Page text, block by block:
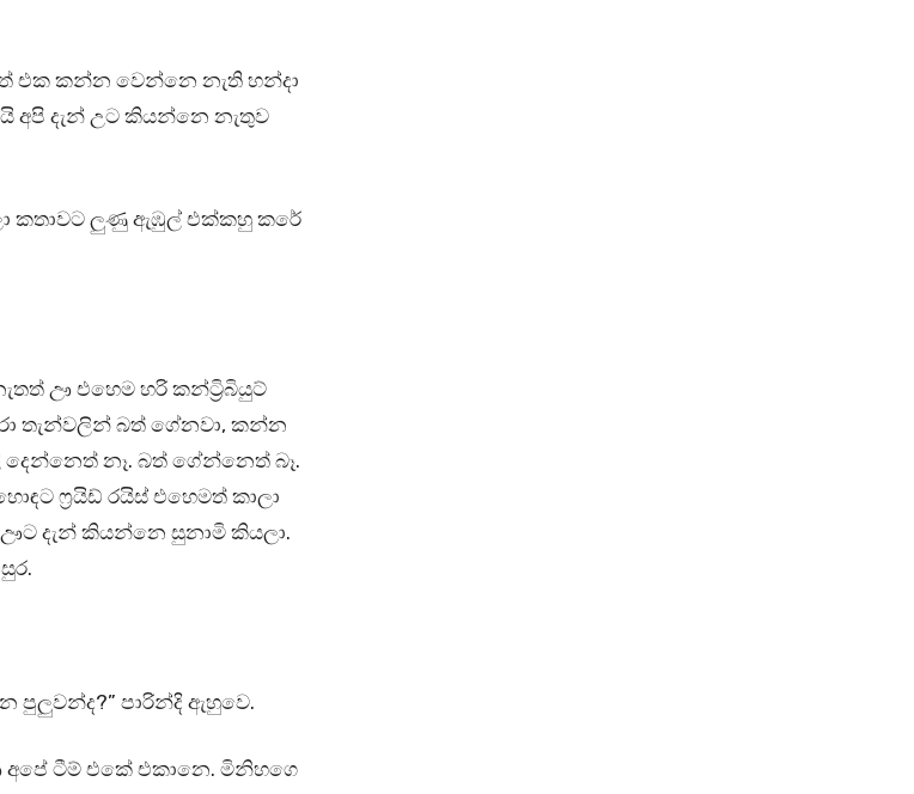
එක කන්න වෙන්නෙ නැති හන්දා
අපි දැන් උට කියන්නෙ නැතුව
කතාවට ලුණු ඇඹුල් එක්කහු කරේ
ඌ එහෙම හරි කන්ට්‍රිබියුට්
තැන්වලින් බත් ගේනවා, කන්න
දෙන්නෙත් නෑ. බත් ගේන්නෙත් බෑ.
ෆ්‍රයිඩ් රයිස් එහෙමත් කාලා
දැන් කියන්නෙ සුනාමි කියලා.
පාරින්දි ඇහුවෙ.
ටීම් එකේ එකානෙ. මිනිහගෙ